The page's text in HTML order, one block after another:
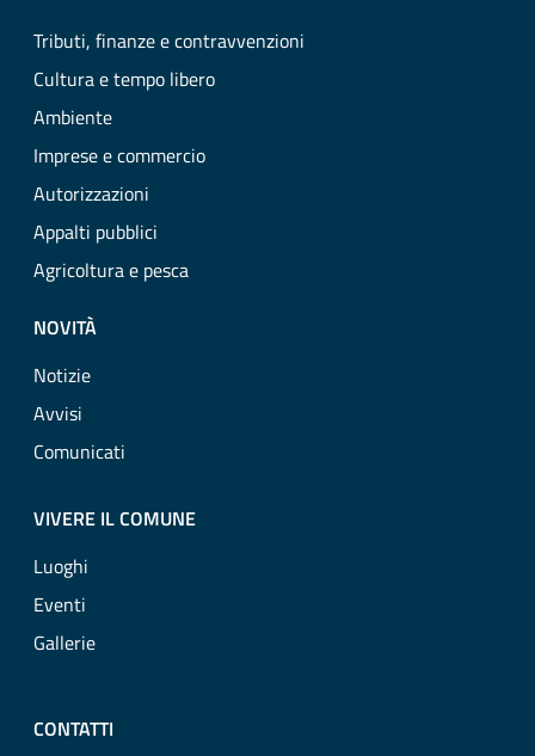
Tributi, finanze e contravvenzioni
Cultura e tempo libero
Ambiente
Imprese e commercio
Autorizzazioni
Appalti pubblici
Agricoltura e pesca
NOVITÀ
Notizie
Avvisi
Comunicati
VIVERE IL COMUNE
Luoghi
Eventi
Gallerie
CONTATTI